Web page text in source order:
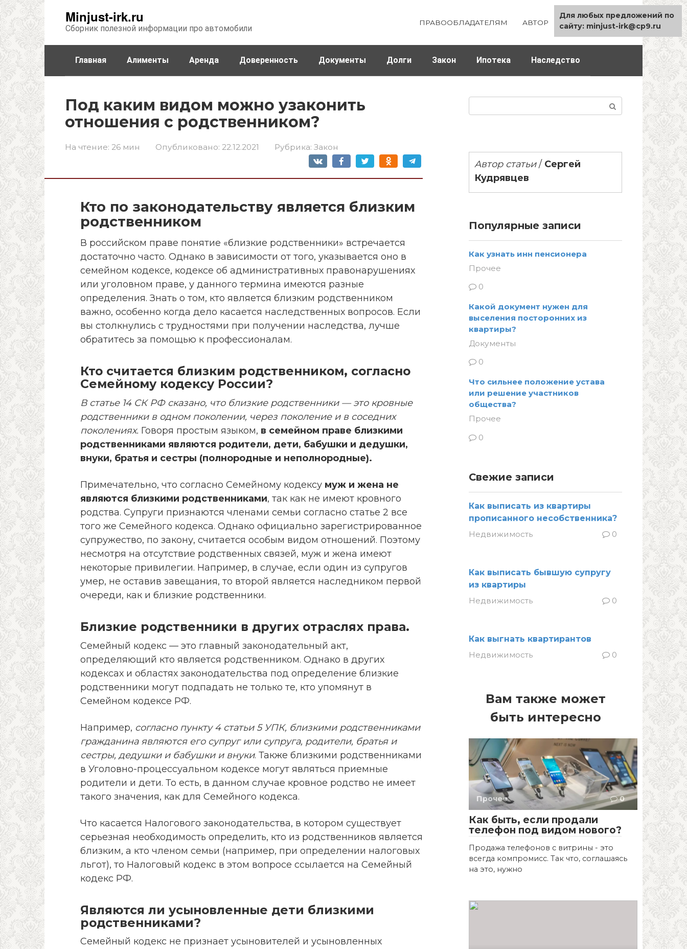
Minjust-irk.ru
Сборник полезной информации про автомобили
ПРАВООБЛАДАТЕЛЯМ АВТОР КАРТА САЙТА
Главная Алименты Аренда Доверенность Документы Долги Закон Ипотека Наследство
Под каким видом можно узаконить
отношения с родственником?
На чтение: 26 мин Опубликовано: 22.12.2021 Рубрика: Закон
Кто по законодательству является близким
родственником
В российском праве понятие «близкие родственники» встречается
достаточно часто. Однако в зависимости от того, указывается оно в
семейном кодексе, кодексе об административных правонарушениях
или уголовном праве, у данного термина имеются разные
определения. Знать о том, кто является близким родственником
важно, особенно когда дело касается наследственных вопросов. Если
вы столкнулись с трудностями при получении наследства, лучше
обратитесь за помощью к профессионалам.
Кто считается близким родственником, согласно
Семейному кодексу России?
В статье 14 СК РФ сказано, что близкие родственники — это кровные
родственники в одном поколении, через поколение и в соседних
поколениях. Говоря простым языком, в семейном праве близкими
родственниками являются родители, дети, бабушки и дедушки,
внуки, братья и сестры (полнородные и неполнородные).
Примечательно, что согласно Семейному кодексу муж и жена не
являются близкими родственниками, так как не имеют кровного
родства. Супруги признаются членами семьи согласно статье 2 все
того же Семейного кодекса. Однако официально зарегистрированное
супружество, по закону, считается особым видом отношений. Поэтому
несмотря на отсутствие родственных связей, муж и жена имеют
некоторые привилегии. Например, в случае, если один из супругов
умер, не оставив завещания, то второй является наследником первой
очереди, как и близкие родственники.
Близкие родственники в других отраслях права.
Семейный кодекс — это главный законодательный акт,
определяющий кто является родственником. Однако в других
кодексах и областях законодательства под определение близкие
родственники могут подпадать не только те, кто упомянут в
Семейном кодексе РФ.
Например, согласно пункту 4 статьи 5 УПК, близкими родственниками
гражданина являются его супруг или супруга, родители, братья и
сестры, дедушки и бабушки и внуки. Также близкими родственниками
в Уголовно-процессуальном кодексе могут являться приемные
родители и дети. То есть, в данном случае кровное родство не имеет
такого значения, как для Семейного кодекса.
Что касается Налогового законодательства, в котором существует
серьезная необходимость определить, кто из родственников является
близким, а кто членом семьи (например, при определении налоговых
льгот), то Налоговый кодекс в этом вопросе ссылается на Семейный
кодекс РФ.
Являются ли усыновленные дети близкими
родственниками?
Семейный кодекс не признает усыновителей и усыновленных
Автор статьи/ Сергей
Кудрявцев
Популярные записи
Как узнать инн пенсионера
Прочее
0
Какой документ нужен для
выселения посторонних из
квартиры?
Документы
0
Что сильнее положение устава
или решение участников
общества?
Прочее
0
Свежие записи
Как выписать из квартиры
прописанного несобственника?
Недвижимость
0
Как выписать бывшую супругу
из квартиры
Недвижимость
0
Как выгнать квартирантов
Недвижимость
0
Вам также может
быть интересно
Прочее 0
Как быть, если продали
телефон под видом нового?
Продажа телефонов с витрины - это
всегда компромисс. Так что, соглашаясь
на это, нужно
Для любых предложений по
сайту: minjust-irk@cp9.ru